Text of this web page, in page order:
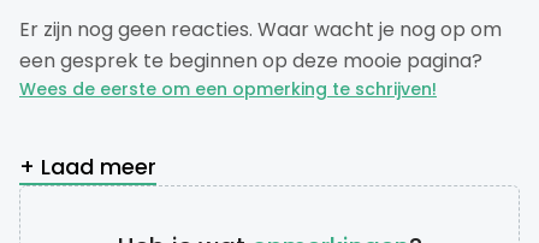
Er zijn nog geen reacties. Waar wacht je nog op om
een gesprek te beginnen op deze mooie pagina?
Wees de eerste om een opmerking te schrijven!
+ Laad meer